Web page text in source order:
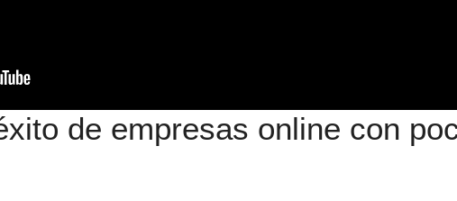
de empresas online con